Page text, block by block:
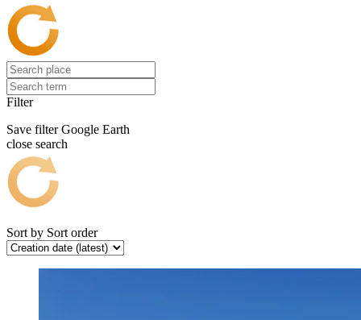
Filter
Save filter Google Earth
close search
Sort by Sort order